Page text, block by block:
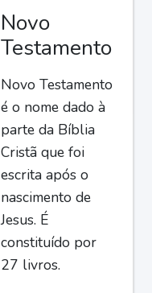
Novo
Testamento
Novo Testamento
é o nome dado à
parte da Bíblia
Cristã que foi
escrita após o
nascimento de
Jesus. É
constituído por
27 livros.